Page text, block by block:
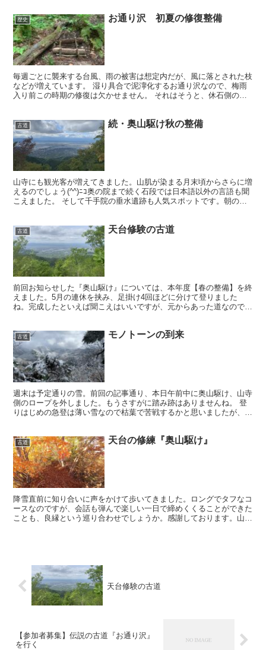
歴史 お通り沢 初夏の修復整備
毎週ごとに襲来する台風、雨の被害は想定内だが、風に落とされた枝
などが増えています。 湿り具合で泥濘化するお通り沢なので、梅雨
入り前この時期の修復は欠かせません。 それはそうと、休石側の入
古道 続・奥山駆け秋の整備
山寺にも観光客が増えてきました。山肌が染まる月末頃からさらに増
えるのでしょう(^^)ﾆｺ奥の院まで続く石段では日本語以外の言語も聞
こえました。 そして千手院の垂水遺跡も人気スポットです。朝の早
古道 天台修験の古道
前回お知らせした『奥山駆け』については、本年度【春の整備】を終
えました。5月の連休を挟み、足掛け4回ほどに分けて登りました
ね。完成したといえば聞こえはいいですが、元からあった道なので
古道 モノトーンの到来
週末は予定通りの雪。前回の記事通り、本日午前中に奥山駆け、山寺
側のロープを外しました。もうさすがに踏み跡はありませんね。 登
りはじめの急登は薄い雪なので枯葉で苦戦するかと思いましたが、晴
古道 天台の修練『奥山駆け』
降雪直前に知り合いに声をかけて歩いてきました。ロングでタフなコ
ースなのですが、会話も弾んで楽しい一日で締めくくることができた
ことも、良縁という巡り合わせでしょうか。感謝しております。山寺
天台修験の古道
【参加者募集】伝説の古道『お通り沢』
を行く